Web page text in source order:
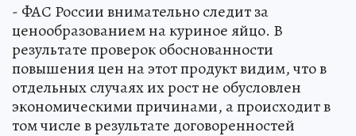
- ФАС России внимательно следит за
ценообразованием на куриное яйцо. В
результате проверок обоснованности
повышения цен на этот продукт видим, что в
отдельных случаях их рост не обусловлен
экономическими причинами, а происходит в
том числе в результате договоренностей